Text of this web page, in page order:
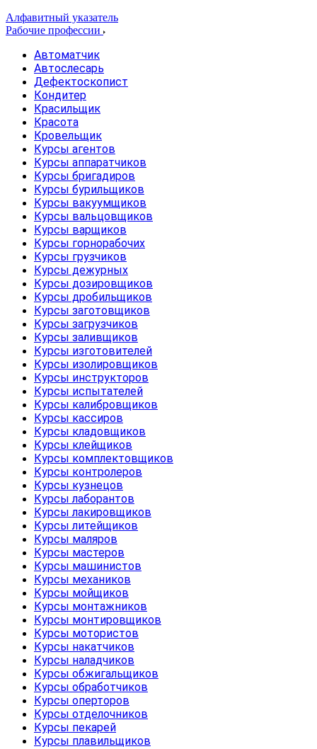
Алфавитный указатель
Рабочие профессии
Автоматчик
Автослесарь
Дефектоскопист
Кондитер
Красильщик
Красота
Кровельщик
Курсы агентов
Курсы аппаратчиков
Курсы бригадиров
Курсы бурильщиков
Курсы вакуумщиков
Курсы вальцовщиков
Курсы варщиков
Курсы горнорабочих
Курсы грузчиков
Курсы дежурных
Курсы дозировщиков
Курсы дробильщиков
Курсы заготовщиков
Курсы загрузчиков
Курсы заливщиков
Курсы изготовителей
Курсы изолировщиков
Курсы инструкторов
Курсы испытателей
Курсы калибровщиков
Курсы кассиров
Курсы кладовщиков
Курсы клейщиков
Курсы комплектовщиков
Курсы контролеров
Курсы кузнецов
Курсы лаборантов
Курсы лакировщиков
Курсы литейщиков
Курсы маляров
Курсы мастеров
Курсы машинистов
Курсы механиков
Курсы мойщиков
Курсы монтажников
Курсы монтировщиков
Курсы мотористов
Курсы накатчиков
Курсы наладчиков
Курсы обжигальщиков
Курсы обработчиков
Курсы оперторов
Курсы отделочников
Курсы пекарей
Курсы плавильщиков